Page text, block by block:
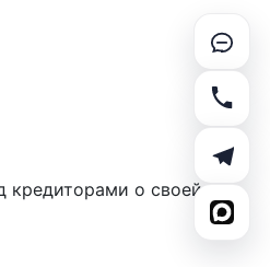
кредиторами о своей